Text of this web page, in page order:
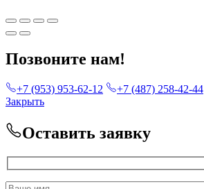
Позвоните нам!
+7 (953) 953-62-12
+7 (487) 258-42-44
Закрыть
Оставить заявку